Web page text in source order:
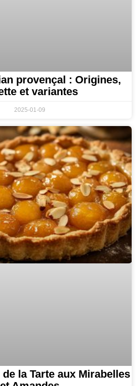
provençal : Origines,
et variantes
2025-01-09
la Tarte aux Mirabelles